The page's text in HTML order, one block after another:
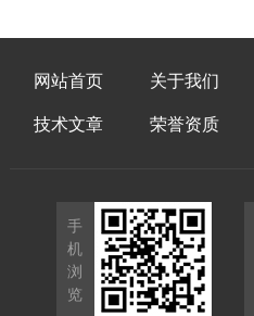
网站首页 关于我们
技术文章 荣誉资质
手
机
浏
览